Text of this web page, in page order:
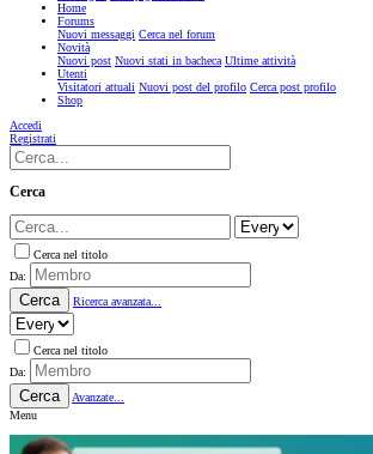
Home
Forums
Nuovi messaggi Cerca nel forum
Novità
Nuovi post Nuovi stati in bacheca Ultime attività
Utenti
Visitatori attuali Nuovi post del profilo Cerca post profilo
Shop
Accedi
Registrati
Cerca
Cerca nel titolo
Da:
Cerca Ricerca avanzata...
Cerca nel titolo
Da:
Cerca
Avanzate...
Menu